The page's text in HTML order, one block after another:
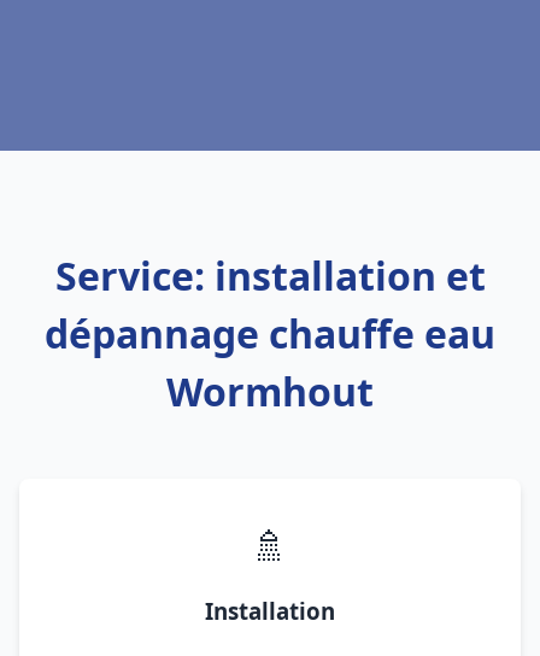
Service: installation et
dépannage chauffe eau
Wormhout
🚿
Installation